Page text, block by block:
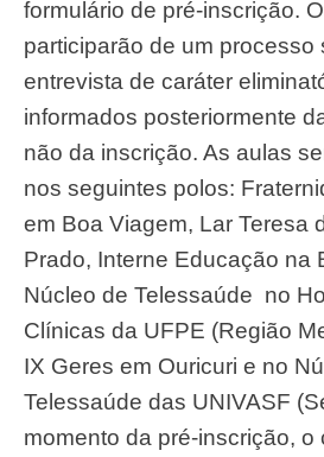
formulário de pré-inscrição.
participarão de um processo
entrevista de caráter
informados posteriormente
não da inscrição. As aulas
nos seguintes polos:
em Boa Viagem, Lar Teresa
Prado, Interne Educação na
Núcleo de Telessaúde no
Clínicas da UFPE (Região
IX Geres em Ouricuri e no
Telessaúde das UNIVASF
momento da pré-inscrição, o